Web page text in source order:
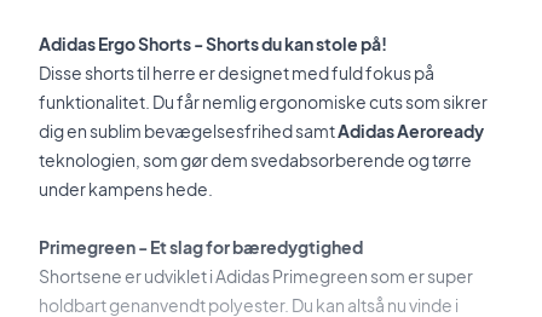
Adidas Ergo Shorts - Shorts du kan stole på!
Disse shorts til herre er designet med fuld fokus på
funktionalitet. Du får nemlig ergonomiske cuts som sikrer
dig en sublim bevægelsesfrihed samtAdidas Aeroready
teknologien, som gør dem svedabsorberende og tørre
under kampens hede.
Primegreen - Et slag for bæredygtighed
Shortsene er udviklet i Adidas Primegreen som er super
holdbart genanvendt polyester. Du kan altså nu vinde i